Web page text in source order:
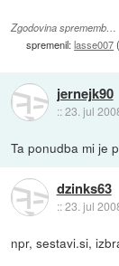
Zgodovina sprememb…
spremenil:lasse007
jernejk90
::23. jul
Ta ponudba mi je
dzinks63
::23. jul
npr, sestavi.si,